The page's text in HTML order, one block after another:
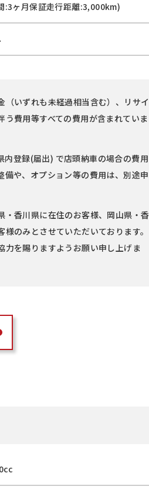
:3ヶ月保証走行距離:3,000km)
いずれも未経過相当含む）、リサイ
費用等すべての費用が含まれていま
登録(届出) で店頭納車の場合の費用
備や、オプション等の費用は、別途申
香川県に在住のお客様、岡山県・香
のみとさせていただいております。
力を賜りますようお願い申し上げま